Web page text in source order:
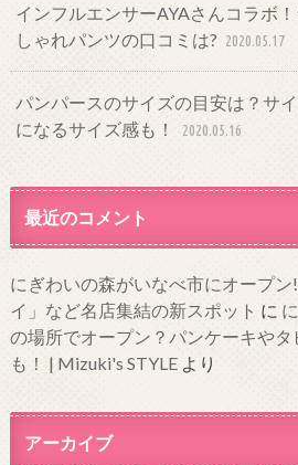
インフルエンサーAYAさんコラボ
しゃれパンツの口コミは? 2020.05.17
パンパースのサイズの目安は？サ
になるサイズ感も！
2020.05.16
最近のコメント
にぎわいの森がいなべ市にオープ
イ」など名店集結の新スポット に
の場所でオープン？パンケーキやタ
も！ | Mizuki's STYLEより
アーカイブ